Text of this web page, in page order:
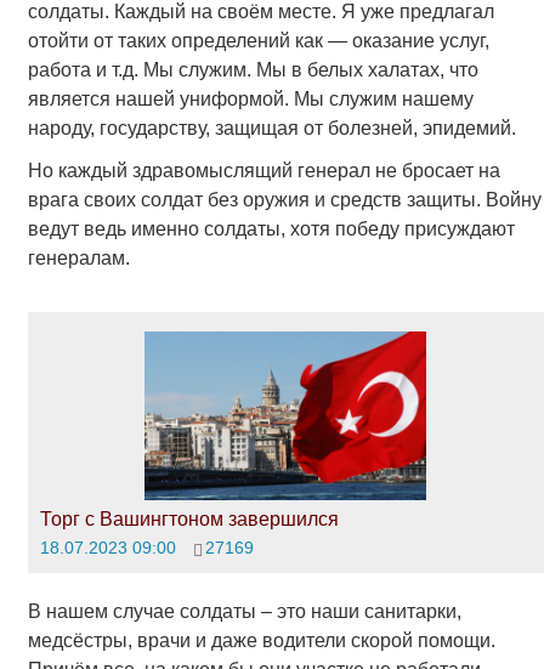
солдаты. Каждый на своём месте. Я уже предлагал
отойти от таких определений как — оказание услуг,
работа и т.д. Мы служим. Мы в белых халатах, что
является нашей униформой. Мы служим нашему
народу, государству, защищая от болезней, эпидемий.
Но каждый здравомыслящий генерал не бросает на
врага своих солдат без оружия и средств защиты. Войну
ведут ведь именно солдаты, хотя победу присуждают
генералам.
Торг с Вашингтоном завершился
18.07.2023 09:00 27169
В нашем случае солдаты – это наши санитарки,
медсёстры, врачи и даже водители скорой помощи.